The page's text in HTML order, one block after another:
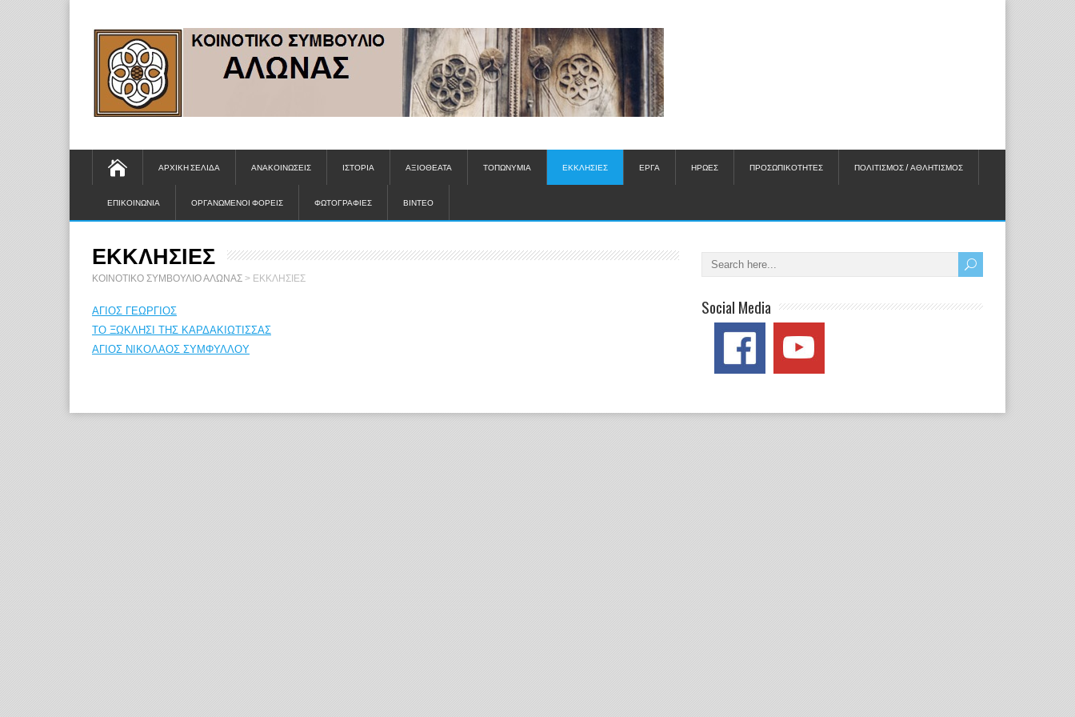
ΑΡΧΙΚΗ ΣΕΛΙΔΑ ΑΝΑΚΟΙΝΩΣΕΙΣ ΙΣΤΟΡΙΑ ΑΞΙΟΘΕΑΤΑ ΤΟΠΩΝΥΜΙΑ ΕΚΚΛΗΣΙΕΣ ΕΡΓΑ ΗΡΩΕΣ ΠΡΟΣΩΠΙΚΟΤΗΤΕΣ ΠΟΛΙΤΙΣΜΟΣ / ΑΘΛΗΤΙΣΜΟΣ
ΕΠΙΚΟΙΝΩΝΙΑ ΟΡΓΑΝΩΜΕΝΟΙ ΦΟΡΕΙΣ ΦΩΤΟΓΡΑΦΙΕΣ ΒΙΝΤΕΟ
ΕΚΚΛΗΣΙΕΣ
ΚΟΙΝΟΤΙΚΟ ΣΥΜΒΟΥΛΙΟ ΑΛΩΝΑΣ > ΕΚΚΛΗΣΙΕΣ
ΑΓΙΟΣ ΓΕΩΡΓΙΟΣ
ΤΟ ΞΩΚΛΗΣΙ ΤΗΣ ΚΑΡΔΑΚΙΩΤΙΣΣΑΣ
ΑΓΙΟΣ ΝΙΚΟΛΑΟΣ ΣΥΜΦΥΛΛΟΥ
Social Media